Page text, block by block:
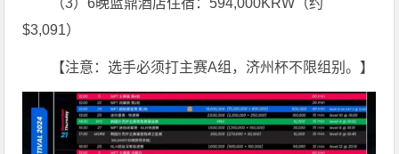
（3）6晚蓝鼎酒店住宿：594,000KRW（约
$3,091）
【注意：选手必须打主赛A组，济州杯不限组别。】